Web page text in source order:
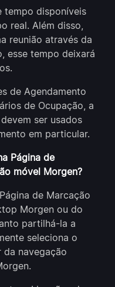
tempo disponíveis
real. Além disso,
reunião através da
esse tempo deixará
de Agendamento
de Ocupação, a
ser usados
em particular.
Página de
móvel Morgen?
de Marcação
Morgen ou do
partilhá-la a
seleciona o
navegação